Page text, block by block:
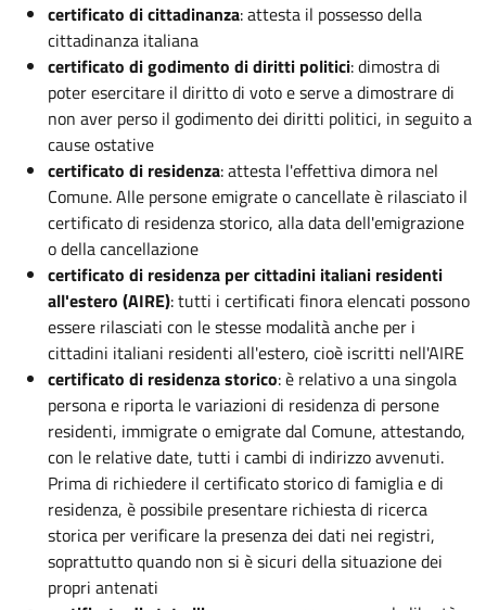
certificato di cittadinanza: attesta il possesso della
cittadinanza italiana
certificato di godimento di diritti politici: dimostra di
poter esercitare il diritto di voto e serve a dimostrare di
non aver perso il godimento dei diritti politici, in seguito a
cause ostative
certificato di residenza: attesta l'effettiva dimora nel
Comune. Alle persone emigrate o cancellate è rilasciato il
certificato di residenza storico, alla data dell'emigrazione
o della cancellazione
certificato di residenza per cittadini italiani residenti
all'estero (AIRE): tutti i certificati finora elencati possono
essere rilasciati con le stesse modalità anche per i
cittadini italiani residenti all'estero, cioè iscritti nell'AIRE
certificato di residenza storico: è relativo a una singola
persona e riporta le variazioni di residenza di persone
residenti, immigrate o emigrate dal Comune, attestando,
con le relative date, tutti i cambi di indirizzo avvenuti.
Prima di richiedere il certificato storico di famiglia e di
residenza, è possibile presentare richiesta di ricerca
storica per verificare la presenza dei dati nei registri,
soprattutto quando non si è sicuri della situazione dei
propri antenati